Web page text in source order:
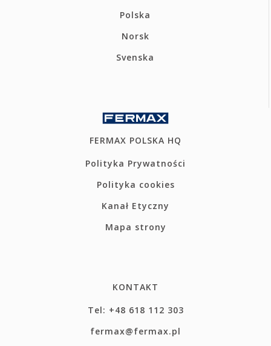
Polska
Norsk
Svenska
FERMAX POLSKA HQ
Polityka Prywatności
Polityka cookies
Kanał Etyczny
Mapa strony
KONTAKT
Tel: +48 618 112 303
fermax@fermax.pl